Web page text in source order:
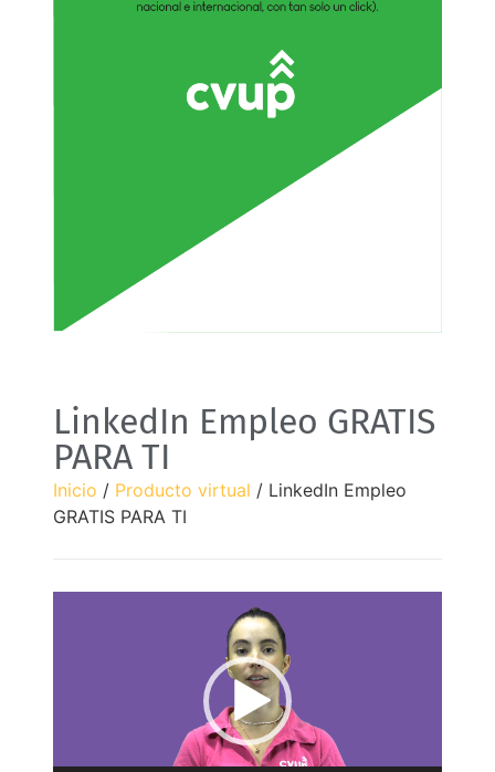
LinkedIn Empleo GRATIS
PARA TI
Inicio / Producto virtual / LinkedIn Empleo
GRATIS PARA TI